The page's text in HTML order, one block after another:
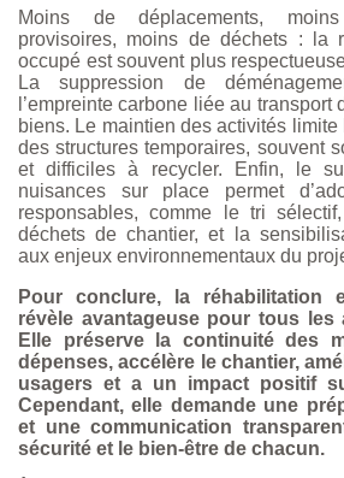
Moins de déplacements,
provisoires, moins de déchets : la
occupé est souvent plus
La suppression de
l’empreinte carbone liée au transport
biens. Le maintien des activités
des structures temporaires, souvent
et difficiles à recycler. Enfin, le
nuisances sur place permet
responsables, comme le tri
déchets de chantier, et la
aux enjeux environnementaux du
Pour conclure, la réhabilitation
révèle avantageuse pour tous les
Elle préserve la continuité des
dépenses, accélère le chantier,
usagers et a un impact positif
Cependant, elle demande une
et une communication
sécurité et le bien-être de chacun.